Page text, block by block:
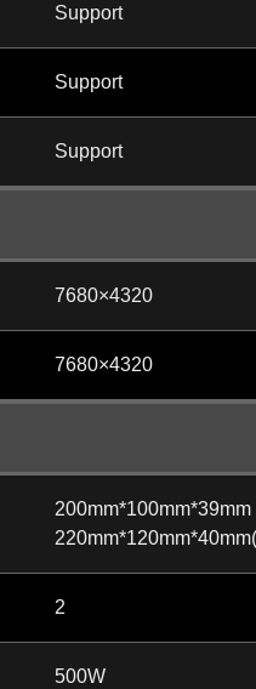
Support
Support
Support
7680×4320
7680×4320
200mm*100mm*39mm
2
500W